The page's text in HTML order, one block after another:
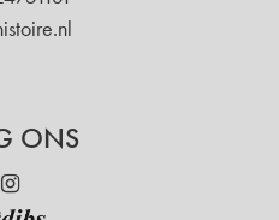
ONS